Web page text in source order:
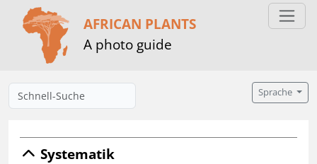
AFRICAN PLANTS
A photo guide
Sprache
Systematik